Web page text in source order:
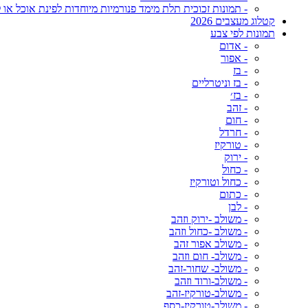
- תמונות זכוכית תלת מימד פנורמיות מיוחדות לפינת אוכל או
קטלוג מעצבים 2026
תמונות לפי צבע
- אדום
- אפור
- בז
- בז וניטרליים
- בז׳
- זהב
- חום
- חרדל
- טורקיז
- ירוק
- כחול
- כחול וטורקיז
- כתום
- לבן
- משולב -ירוק וזהב
- משולב -כחול וזהב
- משולב אפור זהב
- משולב- חום וזהב
- משולב- שחור-זהב
- משולב-ורוד וזהב
- משולב-טורקיז-זהב
- משולב-טורקיז-כסף